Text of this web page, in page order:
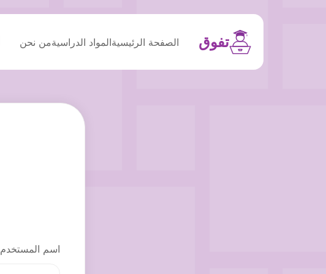
تفوق الصفحة الرئيسيةالمواد الدراسيةمن نحن
اسم المستخدم